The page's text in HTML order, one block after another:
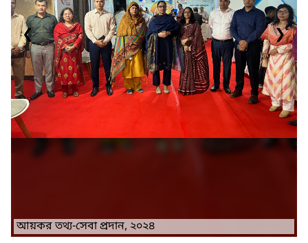
আয়কর তথ্য-সেবা প্রদান, ২০২৪
❮ ❯